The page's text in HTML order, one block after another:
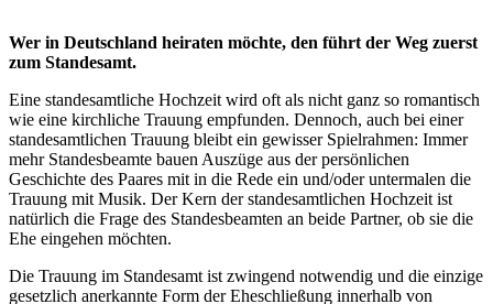
Wer in Deutschland heiraten möchte, den führt der Weg zuerst
zum Standesamt.
Eine standesamtliche Hochzeit wird oft als nicht ganz so romantisch
wie eine kirchliche Trauung empfunden. Dennoch, auch bei einer
standesamtlichen Trauung bleibt ein gewisser Spielrahmen: Immer
mehr Standesbeamte bauen Auszüge aus der persönlichen
Geschichte des Paares mit in die Rede ein und/oder untermalen die
Trauung mit Musik. Der Kern der standesamtlichen Hochzeit ist
natürlich die Frage des Standesbeamten an beide Partner, ob sie die
Ehe eingehen möchten.
Die Trauung im Standesamt ist zwingend notwendig und die einzige
gesetzlich anerkannte Form der Eheschließung innerhalb von